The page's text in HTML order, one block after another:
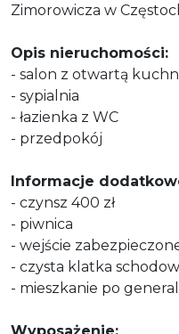
Zimorowicza w
Opis nieruchomości:
- salon z otwartą
- sypialnia
- łazienka z WC
- przedpokój
Informacje
- czynsz 400 zł
- piwnica
- wejście
- czysta klatka
- mieszkanie po